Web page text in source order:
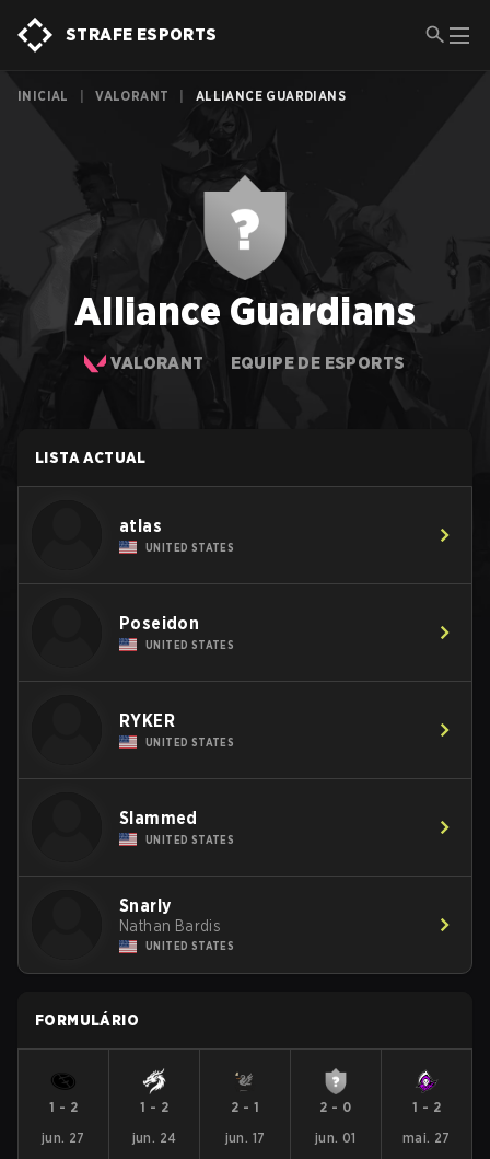
STRAFE ESPORTS
INICIAL VALORANT ALLIANCE GUARDIANS
Alliance Guardians
VALORANT EQUIPE DE ESPORTS
LISTA ACTUAL
atlas
UNITED STATES
Poseidon
UNITED STATES
RYKER
UNITED STATES
Slammed
UNITED STATES
Snarly
Nathan Bardis
UNITED STATES
FORMULÁRIO
1 - 2
jun. 27
1 - 2
jun. 24
2 - 1
jun. 17
2 - 0
jun. 01
1 - 2
mai. 27